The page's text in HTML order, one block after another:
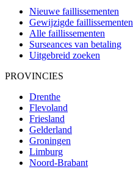
Nieuwe faillissementen
Gewijzigde faillissementen
Alle faillissementen
Surseances van betaling
Uitgebreid zoeken
PROVINCIES
Drenthe
Flevoland
Friesland
Gelderland
Groningen
Limburg
Noord-Brabant